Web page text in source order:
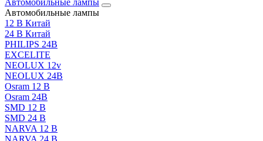
Автомобильные лампы
Автомобильные лампы
12 В Китай
24 В Китай
PHILIPS 24В
EXCELITE
NEOLUX 12v
NEOLUX 24В
Osram 12 В
Osram 24В
SMD 12 В
SMD 24 В
NARVA 12 В